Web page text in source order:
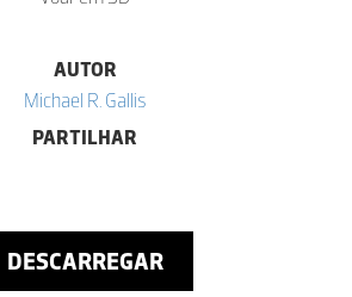
AUTOR
Michael R. Gallis
PARTILHAR
DESCARREGAR